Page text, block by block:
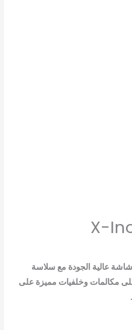
X-
شاشة عالية الجودة مع سلاسة
مكالمات وخلفيات مميزة على